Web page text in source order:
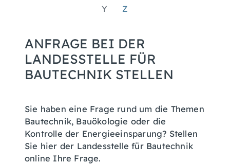
Y Z
ANFRAGE BEI DER
LANDESSTELLE FÜR
BAUTECHNIK STELLEN
Sie haben eine Frage rund um die Themen
Bautechnik, Bauökologie oder die
Kontrolle der Energieeinsparung? Stellen
Sie hier der Landesstelle für Bautechnik
online Ihre Frage.